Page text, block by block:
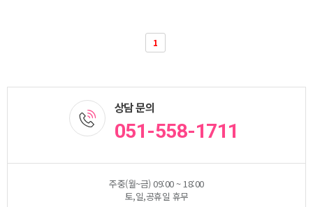
1
상담 문의
051-558-1711
주중(월~금) 09:00 ~ 18:00
토,일,공휴일 휴무